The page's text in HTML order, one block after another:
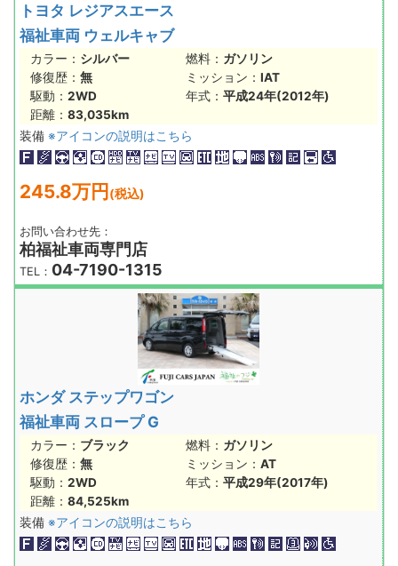
トヨタ レジアスエース
福祉車両 ウェルキャブ
カラー： シルバー 燃料： ガソリン
修復歴： 無 ミッション： IAT
駆動： 2WD 年式： 平成24年(2012年)
距離： 83,035km
装備 ※アイコンの説明はこちら
245.8万円 (税込)
お問い合わせ先：
柏福祉車両専門店
TEL： 04-7190-1315
ホンダ ステップワゴン
福祉車両 スロープ G
カラー： ブラック 燃料： ガソリン
修復歴： 無 ミッション： AT
駆動： 2WD 年式： 平成29年(2017年)
距離： 84,525km
装備 ※アイコンの説明はこちら